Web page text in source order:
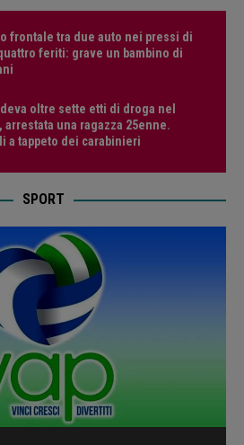
frontale tra due auto nei pressi di
feriti: grave un bambino di
oltre sette etti di droga nel
arrestata una ragazza 25enne.
a tappeto dei carabinieri
SPORT